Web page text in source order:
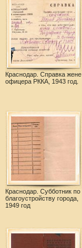
Краснодар. Справка жене
офицера РККА, 1943 год.
Краснодар. Субботник по
благоустройству города,
1949 год